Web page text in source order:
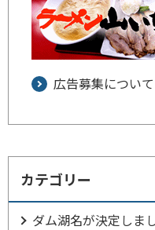
広告募集について
カテゴリー
ダム湖名が決定しま